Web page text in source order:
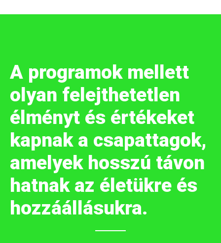
A programok mellett
olyan felejthetetlen
élményt és értékeket
kapnak a csapattagok,
amelyek hosszú távon
hatnak az életükre és
hozzáállásukra.